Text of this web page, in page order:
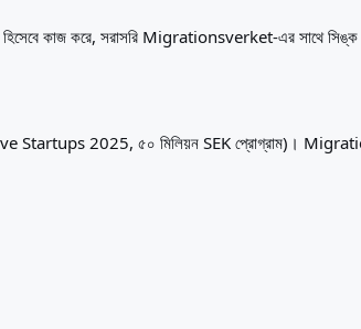
হিসেবে কাজ করে, সরাসরি Migrationsverket-এর সাথে
Startups 2025, ৫০ মিলিয়ন SEK প্রোগ্রাম)।